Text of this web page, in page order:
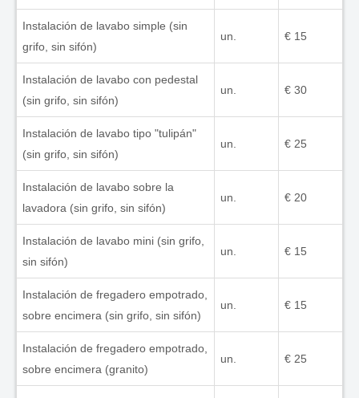
Instalación de lavabo simple (sin
grifo, sin sifón)
un. € 15
Instalación de lavabo con pedestal
(sin grifo, sin sifón)
un. € 30
Instalación de lavabo tipo "tulipán"
(sin grifo, sin sifón)
un. € 25
Instalación de lavabo sobre la
lavadora (sin grifo, sin sifón)
un. € 20
Instalación de lavabo mini (sin grifo,
sin sifón)
un. € 15
Instalación de fregadero empotrado,
sobre encimera (sin grifo, sin sifón)
un. € 15
Instalación de fregadero empotrado,
sobre encimera (granito)
un. € 25